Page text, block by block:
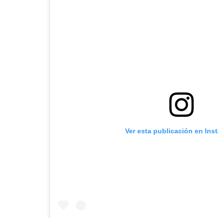
Ver esta publicación en